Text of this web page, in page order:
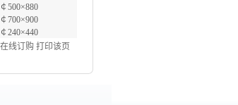
￠500×880
￠700×900
￠240×440
在线订购 打印该页